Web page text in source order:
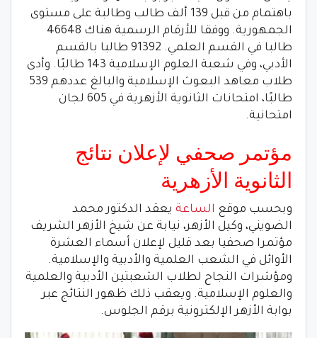
باهتمام من قبل 139 ألف طالب وطالبة على مستوى
الجمهورية. ووفقا للأرقام الرسمية هناك 46648
طالبا في القسم العلمي. 91392 طالبا بالقسم
الأدبي، وفي شعبة العلوم الإسلامية 143 طالبًا. وأدى
طلاب معاهد البعوث الإسلامية والبالغ عددهم 539
طالبًا، امتحانات الثانوية الأزهرية في 605 لجان
امتحانية.
مؤتمر صحفي لإعلان نتائج
الثانوية الأزهرية
وبحسب موقع الساعة يعقد الدكتور محمد
الضويني، وكيل الأزهر، نيابة عن شيخ الأزهر الشريف
مؤتمرا صحفيا بعد قليل لإعلان أسماء العشرة
الأوائل في الشعب العلمية والأدبية والإسلامية.
ومؤشرات النجاح لطلاب الشعبتين الأدبية والعلمية
والعلوم الإسلامية. ويعقب ذلك ظهور النتائج عبر
بوابة الأزهر الإلكترونية برقم الجلوس.